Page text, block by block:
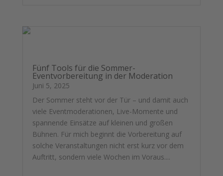
Fünf Tools für die Sommer-
Eventvorbereitung in der Moderation
Juni 5, 2025
Der Sommer steht vor der Tür – und damit auch
viele Eventmoderationen, Live-Momente und
spannende Einsätze auf kleinen und großen
Bühnen. Für mich beginnt die Vorbereitung auf
solche Veranstaltungen nicht erst kurz vor dem
Auftritt, sondern viele Wochen im Voraus....